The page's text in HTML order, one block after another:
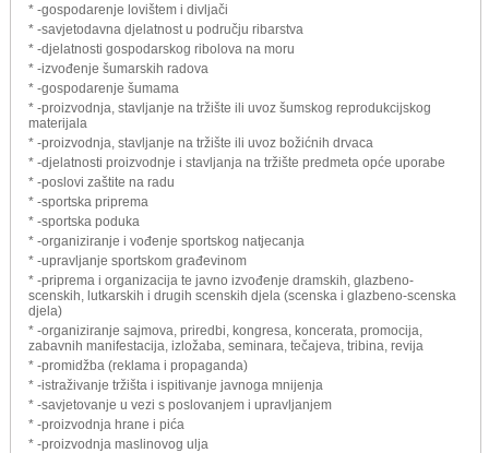
* -gospodarenje lovištem i divljači
* -savjetodavna djelatnost u području ribarstva
* -djelatnosti gospodarskog ribolova na moru
* -izvođenje šumarskih radova
* -gospodarenje šumama
* -proizvodnja, stavljanje na tržište ili uvoz šumskog reprodukcijskog
materijala
* -proizvodnja, stavljanje na tržište ili uvoz božićnih drvaca
* -djelatnosti proizvodnje i stavljanja na tržište predmeta opće uporabe
* -poslovi zaštite na radu
* -sportska priprema
* -sportska poduka
* -organiziranje i vođenje sportskog natjecanja
* -upravljanje sportskom građevinom
* -priprema i organizacija te javno izvođenje dramskih, glazbeno-
scenskih, lutkarskih i drugih scenskih djela (scenska i glazbeno-scenska
djela)
* -organiziranje sajmova, priredbi, kongresa, koncerata, promocija,
zabavnih manifestacija, izložaba, seminara, tečajeva, tribina, revija
* -promidžba (reklama i propaganda)
* -istraživanje tržišta i ispitivanje javnoga mnijenja
* -savjetovanje u vezi s poslovanjem i upravljanjem
* -proizvodnja hrane i pića
* -proizvodnja maslinovog ulja